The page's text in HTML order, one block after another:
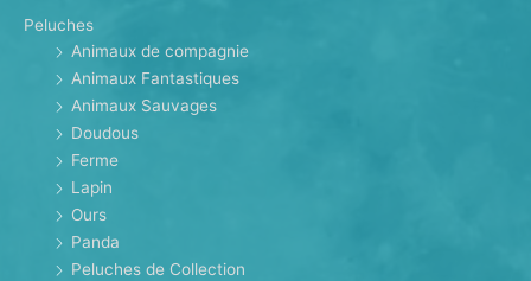
Peluches
Animaux de compagnie
Animaux Fantastiques
Animaux Sauvages
Doudous
Ferme
Lapin
Ours
Panda
Peluches de Collection